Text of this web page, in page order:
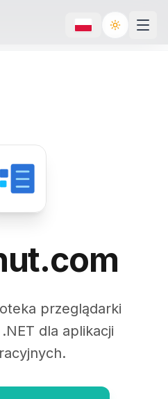
Toggle
przeglądarki
dla aplikacji